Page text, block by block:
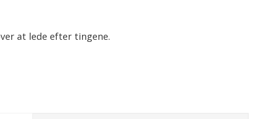
at lede efter tingene.